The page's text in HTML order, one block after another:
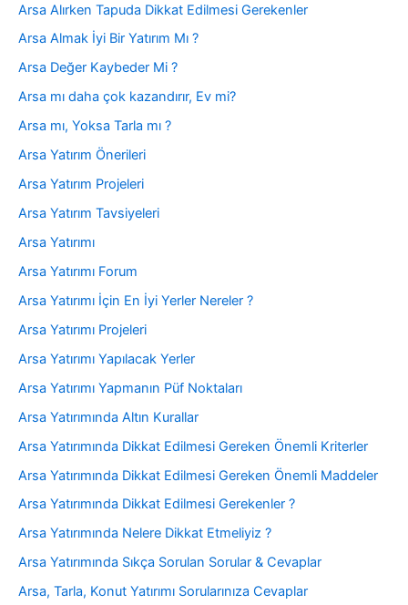
Arsa Alırken Tapuda Dikkat Edilmesi Gerekenler
Arsa Almak İyi Bir Yatırım Mı ?
Arsa Değer Kaybeder Mi ?
Arsa mı daha çok kazandırır, Ev mi?
Arsa mı, Yoksa Tarla mı ?
Arsa Yatırım Önerileri
Arsa Yatırım Projeleri
Arsa Yatırım Tavsiyeleri
Arsa Yatırımı
Arsa Yatırımı Forum
Arsa Yatırımı İçin En İyi Yerler Nereler ?
Arsa Yatırımı Projeleri
Arsa Yatırımı Yapılacak Yerler
Arsa Yatırımı Yapmanın Püf Noktaları
Arsa Yatırımında Altın Kurallar
Arsa Yatırımında Dikkat Edilmesi Gereken Önemli Kriterler
Arsa Yatırımında Dikkat Edilmesi Gereken Önemli Maddeler
Arsa Yatırımında Dikkat Edilmesi Gerekenler ?
Arsa Yatırımında Nelere Dikkat Etmeliyiz ?
Arsa Yatırımında Sıkça Sorulan Sorular & Cevaplar
Arsa, Tarla, Konut Yatırımı Sorularınıza Cevaplar